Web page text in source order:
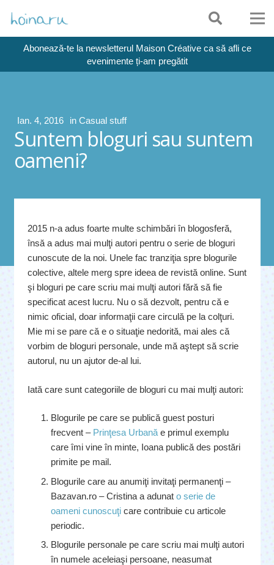
Abonează-te la newsletterul Maison Créative ca să afli ce
evenimente ți-am pregătit
Ian. 4, 2016 in Casual stuff
Suntem bloguri sau suntem
oameni?
2015 n-a adus foarte multe schimbări în blogosferă,
însă a adus mai mulţi autori pentru o serie de bloguri
cunoscute de la noi. Unele fac tranziţia spre blogurile
colective, altele merg spre ideea de revistă online. Sunt
şi bloguri pe care scriu mai mulţi autori fără să fie
specificat acest lucru. Nu o să dezvolt, pentru că e
nimic oficial, doar informaţii care circulă pe la colţuri.
Mie mi se pare că e o situaţie nedorită, mai ales că
vorbim de bloguri personale, unde mă aştept să scrie
autorul, nu un ajutor de-al lui.
Iată care sunt categoriile de bloguri cu mai mulţi autori:
Blogurile pe care se publică guest posturi
frecvent – Prinţesa Urbanăe primul exemplu
care îmi vine în minte, Ioana publică des postări
primite pe mail.
Blogurile care au anumiţi invitaţi permanenţi –
Bazavan.ro – Cristina a adunat o serie de
oameni cunoscuţicare contribuie cu articole
periodic.
Blogurile personale pe care scriu mai mulţi autori
în numele aceleiaşi persoane, neasumat